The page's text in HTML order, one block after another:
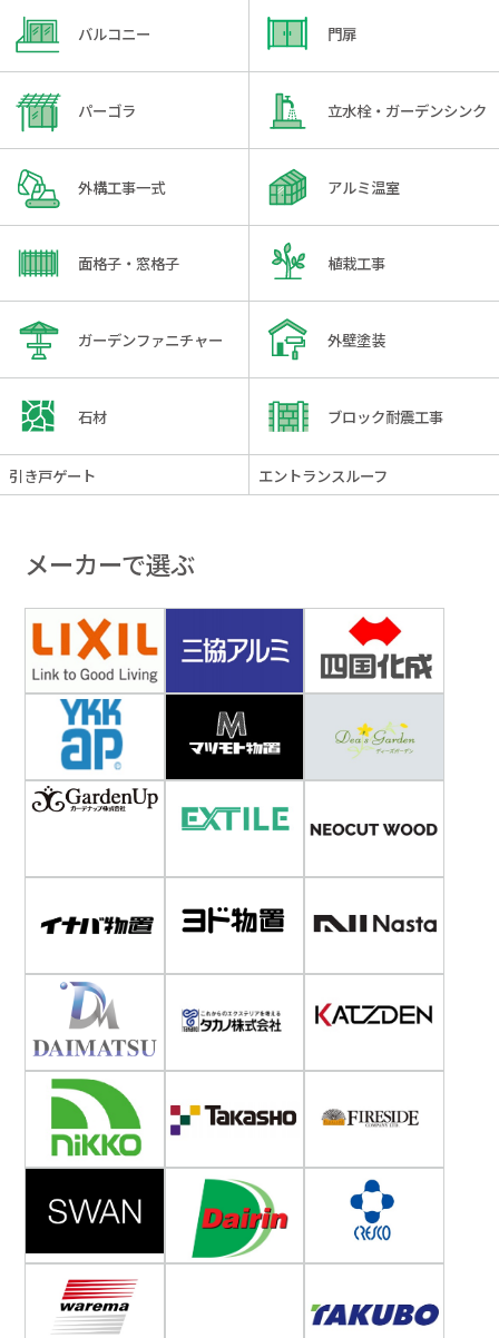
バルコニー 門扉
パーゴラ 立水栓・ガーデンシンク
外構工事一式 アルミ温室
面格子・窓格子 植栽工事
ガーデンファニチャー 外壁塗装
石材 ブロック耐震工事
引き戸ゲート エントランスルーフ
メーカーで選ぶ